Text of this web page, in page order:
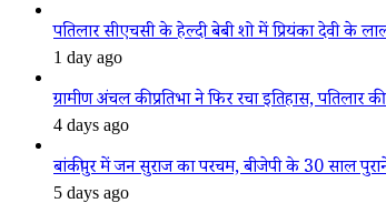
पतिलार सीएचसी के हेल्दी बेबी शो में प्रियंका देवी के
1 day ago
ग्रामीण अंचल की प्रतिभा ने फिर रचा इतिहास, पतिलार
4 days ago
बांकीपुर में जन सुराज का परचम, बीजेपी के 30 साल
5 days ago